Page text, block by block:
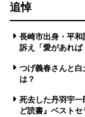
追悼
長崎市出身・平
訴え「愛があれ
つげ義春さんと
は？
死去した丹羽宇
ど読書』ベストセ